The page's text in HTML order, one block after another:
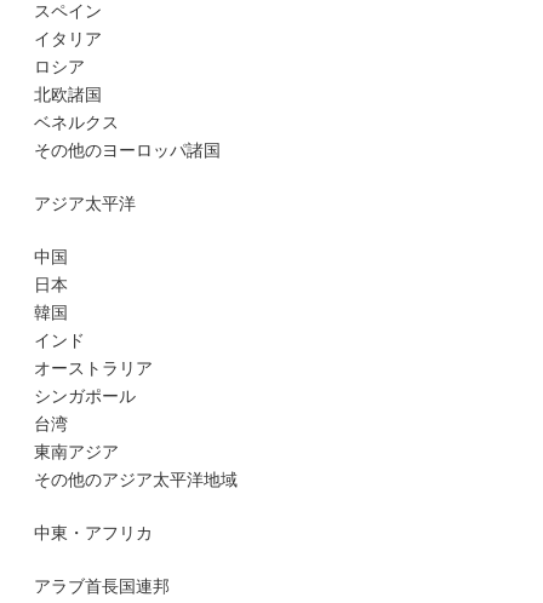
スペイン
イタリア
ロシア
北欧諸国
ベネルクス
その他のヨーロッパ諸国
アジア太平洋
中国
日本
韓国
インド
オーストラリア
シンガポール
台湾
東南アジア
その他のアジア太平洋地域
中東・アフリカ
アラブ首長国連邦